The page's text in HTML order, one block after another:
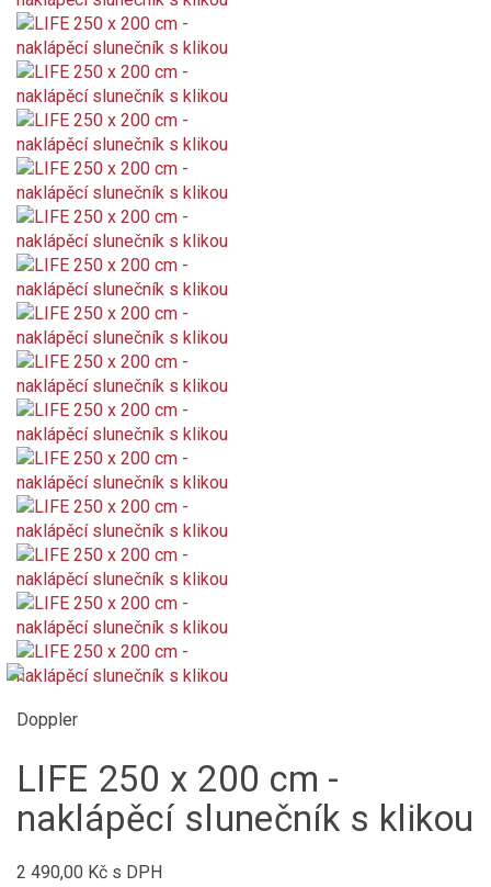
Doppler
LIFE 250 x 200 cm -
naklápěcí slunečník s klikou
2 490,00 Kč s DPH